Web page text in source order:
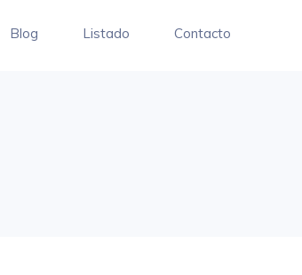
Blog Listado Contacto